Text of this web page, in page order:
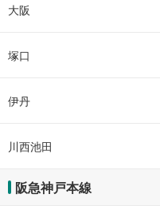
大阪
塚口
伊丹
川西池田
阪急神戸本線